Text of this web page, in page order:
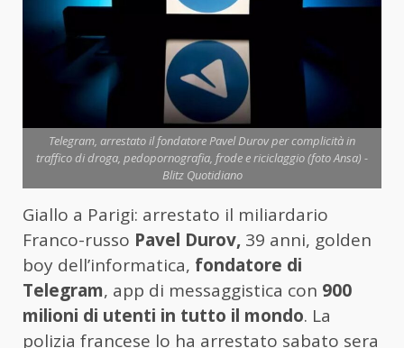
Telegram, arrestato il fondatore Pavel Durov per complicità in
traffico di droga, pedopornografia, frode e riciclaggio (foto Ansa) -
Blitz Quotidiano
Giallo a Parigi: arrestato il miliardario
Franco-russo Pavel Durov, 39 anni, golden
boy dell’informatica, fondatore di
Telegram, app di messaggistica con 900
milioni di utenti in tutto il mondo. La
polizia francese lo ha arrestato sabato sera